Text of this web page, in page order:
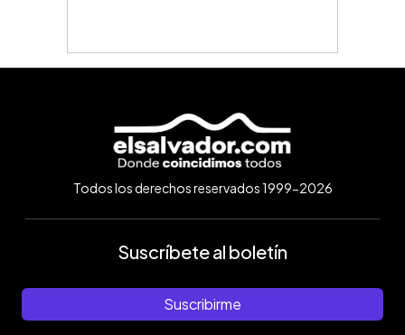
Todos los derechos reservados 1999-2026
Suscríbete al boletín
Suscribirme